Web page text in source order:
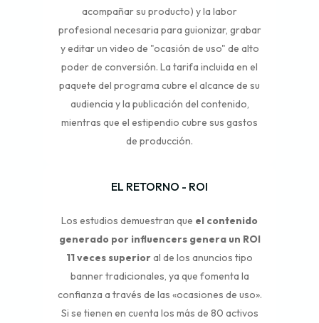
acompañar su producto) y la labor
profesional necesaria para guionizar, grabar
y editar un video de "ocasión de uso" de alto
poder de conversión. La tarifa incluida en el
paquete del programa cubre el alcance de su
audiencia y la publicación del contenido,
mientras que el estipendio cubre sus gastos
de producción.
EL RETORNO - ROI
Los estudios demuestran que el contenido
generado por influencers genera un ROI
11 veces superioral de los anuncios tipo
banner tradicionales, ya que fomenta la
confianza a través de las «ocasiones de uso».
Si se tienen en cuenta los más de 80 activos